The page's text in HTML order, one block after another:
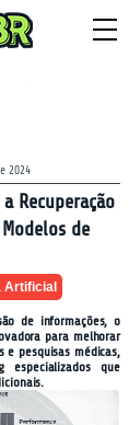
2024
Recuperação
de
Artificial
de informações, o
para melhorar
e pesquisas médicas,
especializados que